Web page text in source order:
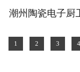
1 2 3 4